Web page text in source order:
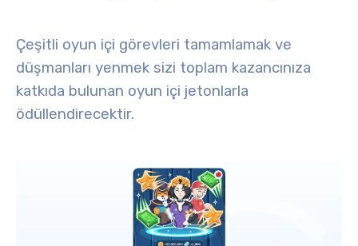
Çeşitli oyun içi görevleri tamamlamak ve
düşmanları yenmek sizi toplam kazancınıza
katkıda bulunan oyun içi jetonlarla
ödüllendirecektir.